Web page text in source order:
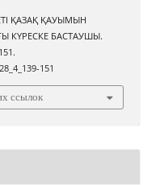
ҚАЗАҚ ҚАУЫМЫН
КҮРЕСКЕ БАСТАУШЫ.
151
ссылок